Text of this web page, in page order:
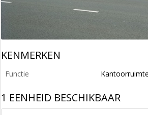
KENMERKEN
Functie Kantoorruimte
1 EENHEID BESCHIKBAAR